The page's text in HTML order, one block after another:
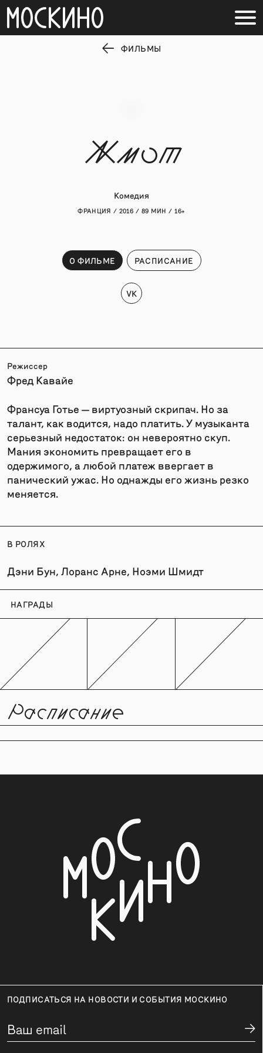
ФИЛЬМЫ
Жмот
Комедия
ФРАНЦИЯ / 2016 / 89 МИН / 16+
О ФИЛЬМЕ РАСПИСАНИЕ
VK
Режиссер
Фред Кавайе
Франсуа Готье — виртуозный скрипач. Но за
талант, как водится, надо платить. У музыканта
серьезный недостаток: он невероятно скуп.
Мания экономить превращает его в
одержимого, а любой платеж ввергает в
панический ужас. Но однажды его жизнь резко
меняется.
В РОЛЯХ
Дэни Бун, Лоранс Арне, Ноэми Шмидт
НАГРАДЫ
Расписание
ПОДПИСАТЬСЯ НА НОВОСТИ И СОБЫТИЯ МОСКИНО